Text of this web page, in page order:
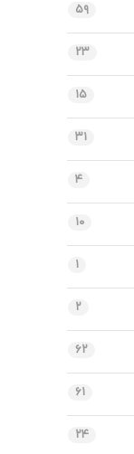
۵۹
۲۳
۱۵
۳۱
۴
۱۰
۱
۲
۶۲
۶۱
۲۴